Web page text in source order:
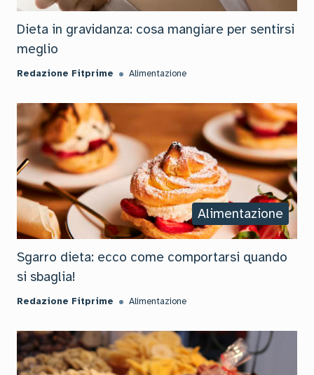
Dieta in gravidanza: cosa mangiare per sentirsi
meglio
Redazione Fitprime Alimentazione
Alimentazione
Sgarro dieta: ecco come comportarsi quando
si sbaglia!
Redazione Fitprime Alimentazione